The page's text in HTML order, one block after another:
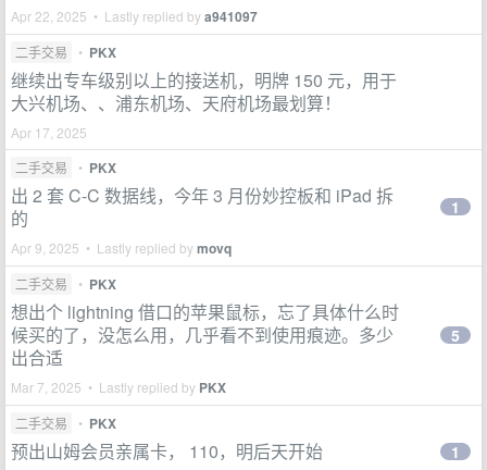
Apr 22, 2025 • Lastly replied bya941097
二手交易 • PKX
继续出专车级别以上的接送机，明牌 150 元，用于
大兴机场、、浦东机场、天府机场最划算！
Apr 17, 2025
二手交易
• PKX
出 2 套 C-C 数据线，今年 3 月份妙控板和 iPad 拆
的
Apr 9, 2025 • Lastly replied bymovq
1
二手交易 • PKX
想出个 lightning 借口的苹果鼠标，忘了具体什么时
候买的了，没怎么用，几乎看不到使用痕迹。多少
出合适
Mar 7, 2025 • Lastly replied by PKX
5
二手交易 • PKX
预出山姆会员亲属卡， 110，明后天开始 1